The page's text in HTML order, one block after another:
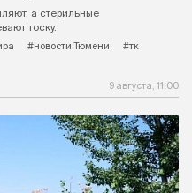
а стерильные
тоску.
#новости Тюмени #тк
9 августа, 11:00